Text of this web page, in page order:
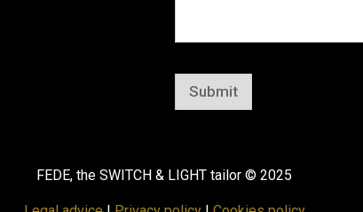
Submit
FEDE, the SWITCH & LIGHT tailor © 2025